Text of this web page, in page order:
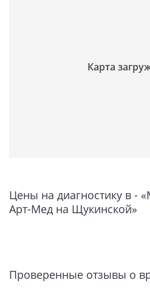
Цены на диагностику в -
Арт-Мед на Щукинской»
Проверенные отзывы о